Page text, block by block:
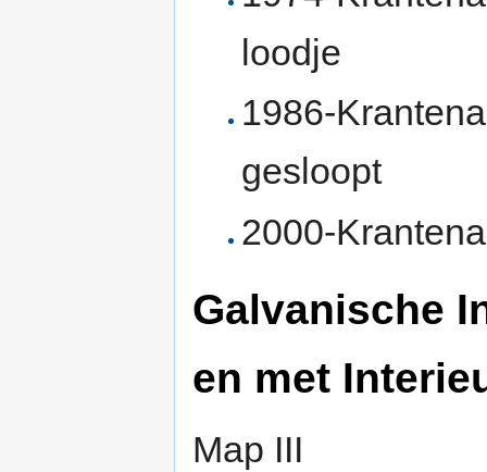
loodje
1986-
gesloopt
2000-
Galvanische
en met
Map III